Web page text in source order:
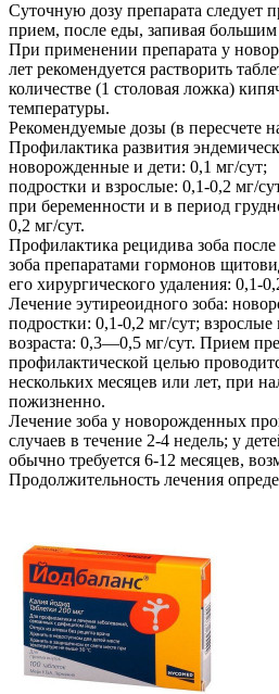
Суточную дозу препарата следует
прием, после еды, запивая
При применении препарата у
лет рекомендуется растворить
количестве (1 столовая ложка)
температуры.
Рекомендуемые дозы (в пересчете
Профилактика развития
новорожденные и дети: 0,1 мг/сут;
подростки и взрослые: 0,1-0,2 мг/
при беременности и в период
0,2 мг/сут.
Профилактика рецидива зоба
зоба препаратами гормонов
его хирургического удаления: 0,1-
Лечение эутиреоидного зоба:
подростки: 0,1-0,2 мг/сут;
возраста: 0,3—0,5 мг/сут. Прием
профилактической целью
нескольких месяцев или лет, при
пожизненно.
Лечение зоба у новорожденных
случаев в течение 2-4 недель; у
обычно требуется 6-12 месяцев,
Продолжительность лечения